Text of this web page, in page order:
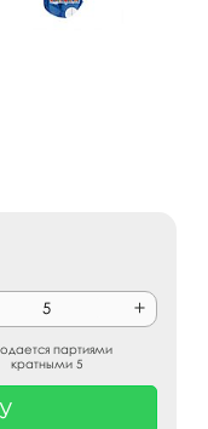
партиями
кратными 5